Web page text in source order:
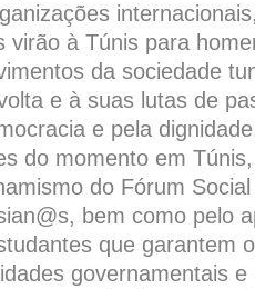
virão à Túnis para
da sociedade
e à suas lutas de
e pela
do momento em
do Fórum
bem como pelo
que garantem
governamentais